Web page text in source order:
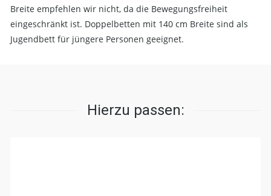
Breite empfehlen wir nicht, da die Bewegungsfreiheit
eingeschränkt ist. Doppelbetten mit 140 cm Breite sind als
Jugendbett für jüngere Personen geeignet.
Hierzu passen: